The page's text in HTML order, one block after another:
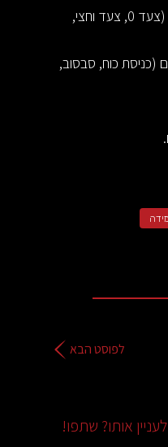
מותר לסיים רק על רגל אחת (צעד 0, צעד וחצי,
(כניסת כוח, סבסוב,
לפוסט הבא
אותו? שתפו!